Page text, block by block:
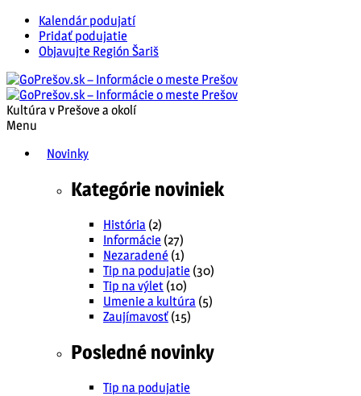
Kalendár podujatí
Pridať podujatie
Objavujte Región Šariš
Kultúra v Prešove a okolí
Menu
Novinky
Kategórie noviniek
História (2)
Informácie (27)
Nezaradené (1)
Tip na podujatie (30)
Tip na výlet (10)
Umenie a kultúra (5)
Zaujímavosť (15)
Posledné novinky
Tip na podujatie